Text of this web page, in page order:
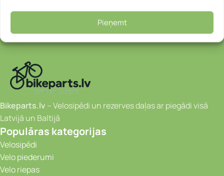
Pieņemt
Bikeparts.lv – Velosipēdi un rezerves daļas ar piegādi visā
Latvijā un Baltijā
Populāras kategorijas
Velosipēdi
Velo piederumi
Velo riepas